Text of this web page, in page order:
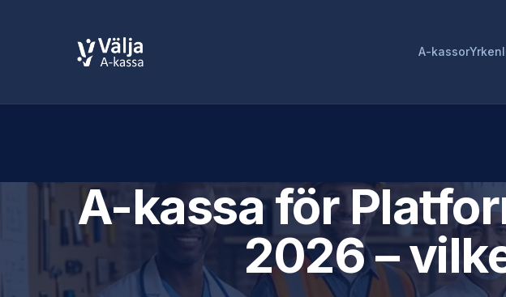
A-kassorYrken
A-kassa för
2026 –